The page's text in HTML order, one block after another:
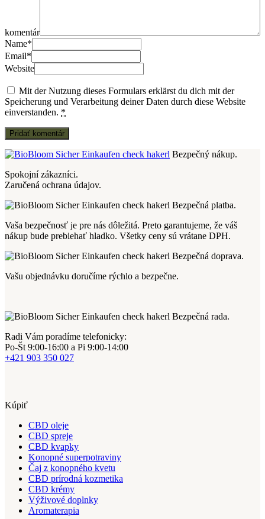
komentár
Name*
Email*
Website
Mit der Nutzung dieses Formulars erklärst du dich mit der
Speicherung und Verarbeitung deiner Daten durch diese Website
einverstanden. *
Bezpečný nákup.
Spokojní zákazníci.
Zaručená ochrana údajov.
Bezpečná platba.
Vaša bezpečnosť je pre nás dôležitá. Preto garantujeme, že váš
nákup bude prebiehať hladko. Všetky ceny sú vrátane DPH.
Bezpečná doprava.
Vašu objednávku doručíme rýchlo a bezpečne.
Bezpečná rada.
Radi Vám poradíme telefonicky:
Po-Št 9:00-16:00 a Pi 9:00-14:00
+421 903 350 027
Kúpiť
CBD oleje
CBD spreje
CBD kvapky
Konopné superpotraviny
Čaj z konopného kvetu
CBD prírodná kozmetika
CBD krémy
Výživové doplnky
Aromaterapia